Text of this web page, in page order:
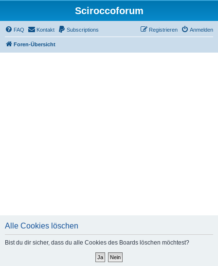
Sciroccoforum
FAQ Kontakt Subscriptions Anmelden
Registrieren
Foren-Übersicht
Alle Cookies löschen
Bist du dir sicher, dass du alle Cookies des Boards löschen möchtest?